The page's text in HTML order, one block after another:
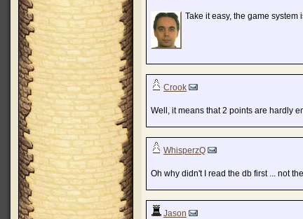
Take it easy, the game
Crook
Well, it means that 2 points are hardly
WhisperzQ
Oh why didn't I read the db first ... not
Jason